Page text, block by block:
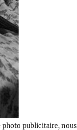
photo publicitaire, nous